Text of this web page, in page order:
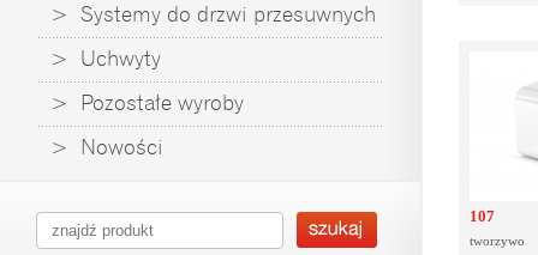
> Systemy do drzwi przesuwnych
> Uchwyty
> Pozostałe wyroby
> Nowości
107
tworzywo